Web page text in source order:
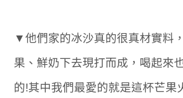
▼他們家的冰沙真的很真材實料
果、鮮奶下去現打而成，喝起來
的!其中我們最愛的就是這杯芒果